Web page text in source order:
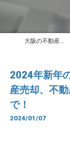
大阪の不動産はなぎさ不動産株式会社
2024年新年
産売却、不
で！
2024/01/07